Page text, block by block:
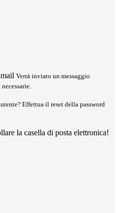
Verrà inviato un messaggio
Effettua il reset della password
la casella di posta elettronica!